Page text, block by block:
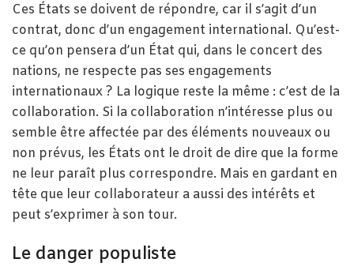
Ces États se doivent de répondre, car il s’agit d’un
contrat, donc d’un engagement international. Qu’est-
ce qu’on pensera d’un État qui, dans le concert des
nations, ne respecte pas ses engagements
internationaux ? La logique reste la même : c’est de la
collaboration. Si la collaboration n’intéresse plus ou
semble être affectée par des éléments nouveaux ou
non prévus, les États ont le droit de dire que la forme
ne leur paraît plus correspondre. Mais en gardant en
tête que leur collaborateur a aussi des intérêts et
peut s’exprimer à son tour.
Le danger populiste